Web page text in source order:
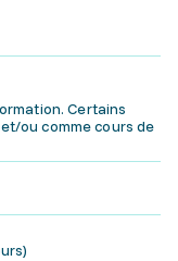
Certains
ou comme cours de